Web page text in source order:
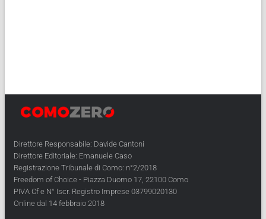
Direttore Responsabile: Davide Cantoni
Direttore Editoriale: Emanuele Caso
Registrazione Tribunale di Como: n°2/2018
Freedom of Choice - Piazza Duomo 17, 22100 Como
PIVA Cf e N° Iscr. Registro Imprese 03799020130
Online dal 14 febbraio 2018